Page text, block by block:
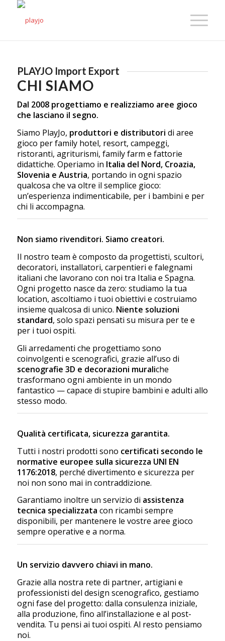
PLAYJO Import Export
CHI SIAMO
Dal 2008 progettiamo e realizziamo aree gioco
che lasciano il segno.
Siamo PlayJo, produttori e distributori di aree
gioco per family hotel, resort, campeggi,
ristoranti, agriturismi, family farm e fattorie
didattiche. Operiamo in Italia del Nord, Croazia,
Slovenia e Austria, portando in ogni spazio
qualcosa che va oltre il semplice gioco:
un’esperienza indimenticabile, per i bambini e per
chi li accompagna.
Non siamo rivenditori. Siamo creatori.
Il nostro team è composto da progettisti, scultori,
decoratori, installatori, carpentieri e falegnami
italiani che lavorano con noi tra Italia e Spagna.
Ogni progetto nasce da zero: studiamo la tua
location, ascoltiamo i tuoi obiettivi e costruiamo
insieme qualcosa di unico. Niente soluzioni
standard, solo spazi pensati su misura per te e
per i tuoi ospiti.
Gli arredamenti che progettiamo sono
coinvolgenti e scenografici, grazie all’uso di
scenografie 3D e decorazioni muraliche
trasformano ogni ambiente in un mondo
fantastico — capace di stupire bambini e adulti allo
stesso modo.
Qualità certificata, sicurezza garantita.
Tutti i nostri prodotti sono certificati secondo le
normative europee sulla sicurezza UNI EN
1176:2018, perché divertimento e sicurezza per
noi non sono mai in contraddizione.
Garantiamo inoltre un servizio di assistenza
tecnica specializzata con ricambi sempre
disponibili, per mantenere le vostre aree gioco
sempre operative e a norma.
Un servizio davvero chiavi in mano.
Grazie alla nostra rete di partner, artigiani e
professionisti del design scenografico, gestiamo
ogni fase del progetto: dalla consulenza iniziale,
alla produzione, fino all’installazione e al post-
vendita. Tu pensi ai tuoi ospiti. Al resto pensiamo
noi.